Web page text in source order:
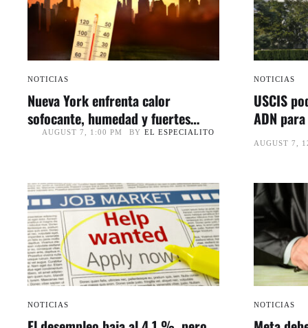
NOTICIAS
Nueva York enfrenta calor
sofocante, humedad y fuertes
tormentas durante el fin de
AUGUST 7, 1:00 PM BY EL ESPECIALITO
NOTICIAS
USCIS
ADN
familiares
AUGUST 7,
NOTICIAS NOTICIAS